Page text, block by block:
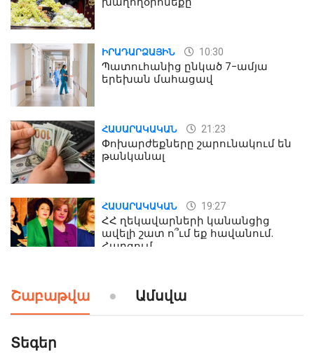
ԻՐԱԴԱՐՁԱՅԻՆ 10:30
Պատուհանից ընկած 7-ամյա
երեխան մահացավ
ՀԱՍԱՐԱԿԱԿԱՆ 21:23
Փոխարժեքները շարունակում են
թանկանալ
ՀԱՍԱՐԱԿԱԿԱՆ 19:27
ՀՀ ղեկավարների կանանցից
ավելի շատ ո՞ւմ եք հավանում.
Հարցում
Երեւան-Մոսկվա օդшնավի մեջ
Շաբաթվա Ամսվա
Տեգեր